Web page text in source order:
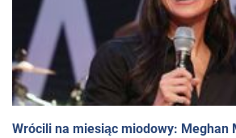
Wrócili na miesiąc miodowy: Meghan